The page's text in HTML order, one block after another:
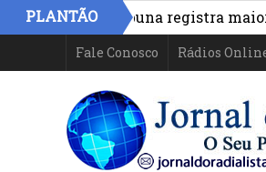
PLANTÃO
» Itabuna registra maior
Fale Conosco Rádios